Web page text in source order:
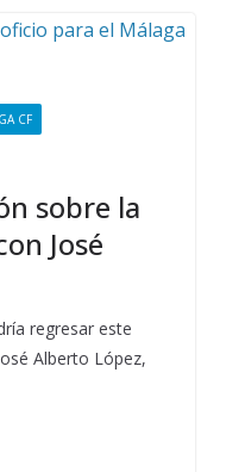
CF
sobre la
José
regresar este
Alberto López,